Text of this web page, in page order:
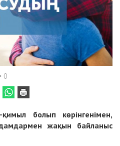
0
болып көрінгенімен,
жақын байланыс